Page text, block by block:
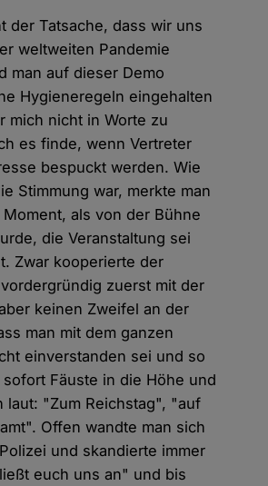
der Tatsache, dass wir uns
weltweiten Pandemie
man auf dieser Demo
Hygieneregeln eingehalten
mich nicht in Worte zu
es finde, wenn Vertreter
bespuckt werden. Wie
Stimmung war, merkte man
als von der Bühne
die Veranstaltung sei
Zwar kooperierte der
zuerst mit der
keinen Zweifel an der
man mit dem ganzen
einverstanden sei und so
Fäuste in die Höhe und
laut: "Zum Reichstag", "auf
Offen wandte man sich
und skandierte immer
euch uns an" und bis